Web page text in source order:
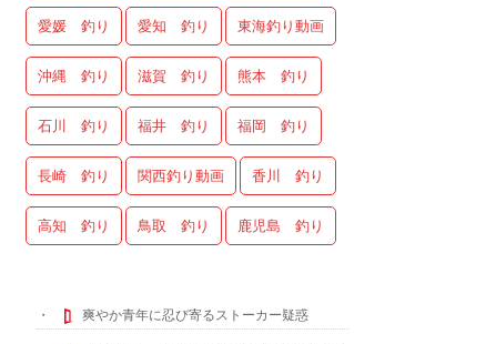
愛媛 釣り 愛知 釣り 東海釣り動画
沖縄 釣り 滋賀 釣り 熊本 釣り
石川 釣り 福井 釣り 福岡 釣り
長崎 釣り 関西釣り動画 香川 釣り
高知 釣り 鳥取 釣り 鹿児島 釣り
爽やか青年に忍び寄るストーカー疑惑